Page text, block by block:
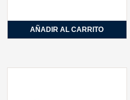
AÑADIR AL CARRITO